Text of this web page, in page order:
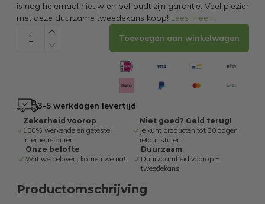
is nog helemaal nieuw en behoudt zijn garantie. Veel plezier
met deze duurzame tweedekans koop! Lees meer...
Toevoegen aan winkelwagen
3-5 werkdagen levertijd
Zekerheid voorop
100% werkende en geteste
internetretouren
Niet goed? Geld terug!
Je kunt producten tot 30 dagen
retour sturen
Onze belofte
Wat we beloven, komen we na!
Duurzaam
Duurzaamheid voorop =
tweedekans
Productomschrijving